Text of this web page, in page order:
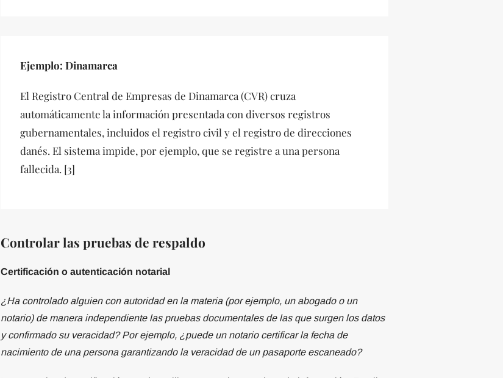
Ejemplo: Dinamarca
El Registro Central de Empresas de Dinamarca (CVR) cruza
automáticamente la información presentada con diversos registros
gubernamentales, incluidos el registro civil y el registro de direcciones
danés. El sistema impide, por ejemplo, que se registre a una persona
fallecida. [3]
Controlar las pruebas de respaldo
Certificación o autenticación notarial
¿Ha controlado alguien con autoridad en la materia (por ejemplo, un abogado o un
notario) de manera independiente las pruebas documentales de las que surgen los datos
y confirmado su veracidad? Por ejemplo, ¿puede un notario certificar la fecha de
nacimiento de una persona garantizando la veracidad de un pasaporte escaneado?